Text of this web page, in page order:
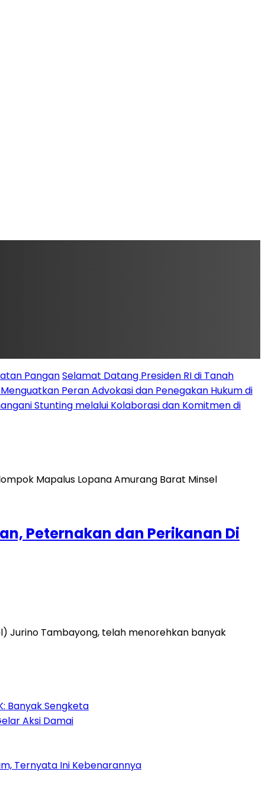
PanganSelamat Datang Presiden RI di Tanah
Peran Advokasi dan Penegakan Hukum di
Stunting melalui Kolaborasi dan Komitmen di
Peternakan dan Perikanan Di
Jurino Tambayong, telah menorehkan banyak
Banyak Sengketa
Aksi Damai
Ternyata Ini Kebenarannya